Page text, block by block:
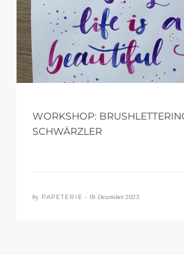
WORKSHOP:
SCHWÄRZLER
by PAPETERIE • 19. Dezember 2023